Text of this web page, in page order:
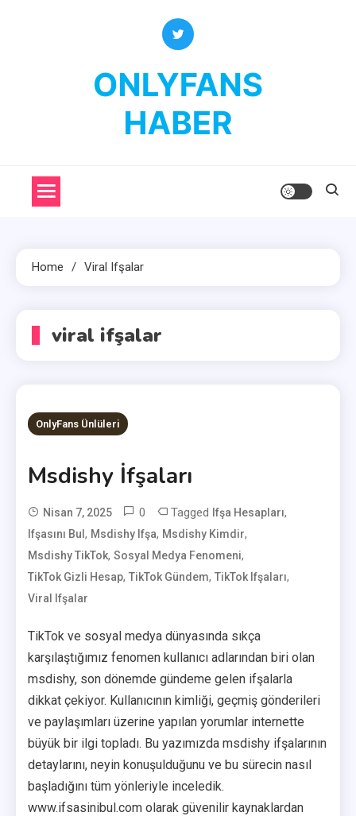
Home Viral Ifşalar
viral ifşalar
OnlyFans Ünlüleri
Msdishy İfşaları
Nisan 7, 2025
User
0 Tagged Ifşa Hesapları,
Ifşasını Bul, Msdishy Ifşa, Msdishy Kimdir,
Msdishy TikTok,Sosyal Medya Fenomeni,
TikTok Gizli Hesap,TikTok Gündem,TikTok Ifşaları,
Viral Ifşalar
TikTok ve sosyal medya dünyasında sıkça
karşılaştığımız fenomen kullanıcı adlarından biri olan
msdishy, son dönemde gündeme gelen ifşalarla
dikkat çekiyor. Kullanıcının kimliği, geçmiş gönderileri
ve paylaşımları üzerine yapılan yorumlar internette
büyük bir ilgi topladı. Bu yazımızda msdishy ifşalarının
detaylarını, neyin konuşulduğunu ve bu sürecin nasıl
başladığını tüm yönleriyle inceledik.
www.ifsasinibul.com olarak güvenilir kaynaklardan